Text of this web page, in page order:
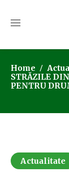
Home
STRĂZILE
PENTRU
Actualitate